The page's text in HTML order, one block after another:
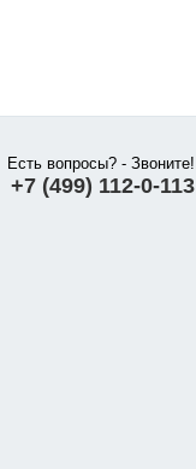
Есть вопросы? - Звоните!
+7 (499) 112-0-113